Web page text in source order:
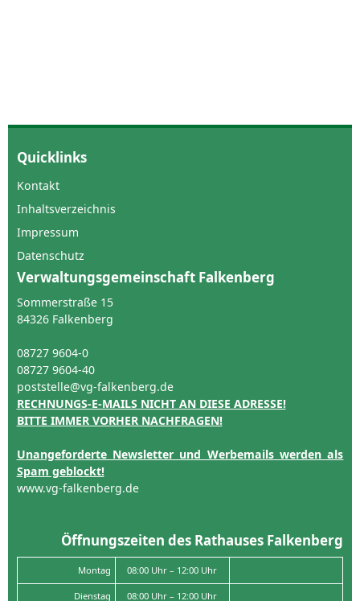
Quicklinks
Kontakt
Inhaltsverzeichnis
Impressum
Datenschutz
Verwaltungsgemeinschaft Falkenberg
Sommerstraße 15
84326 Falkenberg
08727 9604-0
08727 9604-40
poststelle@vg-falkenberg.de
RECHNUNGS-E-MAILS NICHT AN DIESE ADRESSE!
BITTE IMMER VORHER NACHFRAGEN!
Unangeforderte Newsletter und Werbemails werden als
Spam geblockt!
www.vg-falkenberg.de
Öffnungszeiten des Rathauses Falkenberg
Montag 08:00 Uhr – 12:00 Uhr
Dienstag 08:00 Uhr – 12:00 Uhr